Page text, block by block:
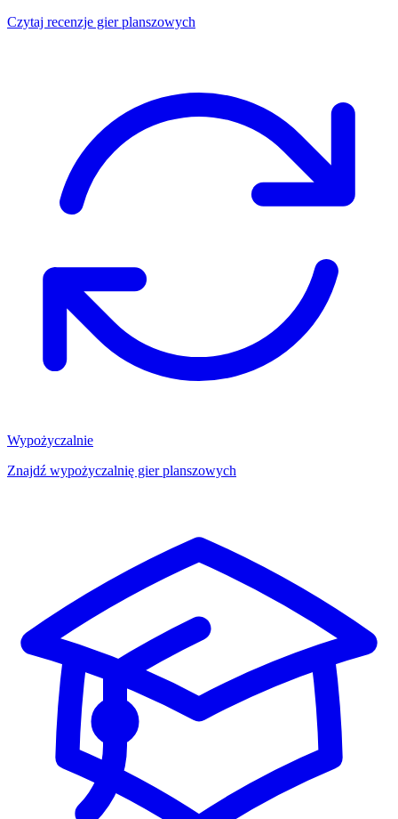
Czytaj recenzje gier planszowych
Wypożyczalnie
Znajdź wypożyczalnię gier planszowych